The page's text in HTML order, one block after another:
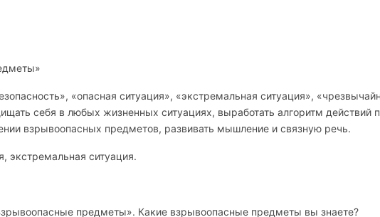
«опасная ситуация», «экстремальная ситуация»,
себя в любых жизненных ситуациях, выработать алгоритм действий
взрывоопасных предметов, развивать мышление и связную речь.
экстремальная ситуация.
предметы». Какие взрывоопасные предметы вы знаете?